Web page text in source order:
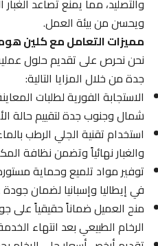
والتصليد، مما يمنع تصاعد الغبار
ويحسن من بيئة العمل.
مميزات التعامل مع كلين هوم
نحن نحرص على تقديم حلول عملية
جدة من خلال المزايا التالية:
الاستجابة الفورية لطلبات
شمال وجنوب جدة لتقييم حالة
استخدام تقنية الجلي الرطب بالماء
والغبار نهائياً وتضمن نظافة المكان.
توفير مواد تلميع وحماية
في إيطاليا وإسبانيا لضمان جودة
منح العميل ضماناً حقيقياً على
الرخام الطبيعي بعد انتهاء الخدمة.